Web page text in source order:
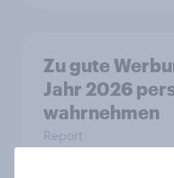
Zu gute
Jahr 2026
wahrnehmen
Report